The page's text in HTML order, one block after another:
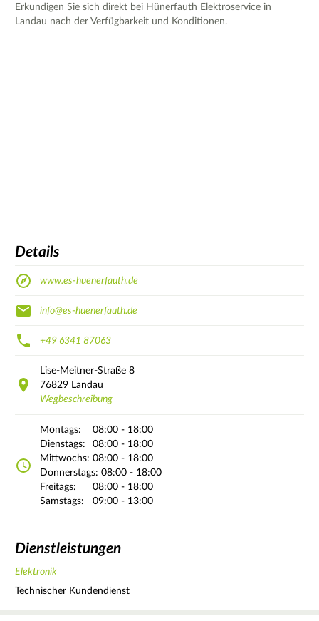
Erkundigen Sie sich direkt bei Hünerfauth Elektroservice in
Landau nach der Verfügbarkeit und Konditionen.
Details
www.es-huenerfauth.de
info@es-huenerfauth.de
+49 6341 87063
Lise-Meitner-Straße 8
76829 Landau
Wegbeschreibung
Montags:
08:00 - 18:00
Dienstags:
08:00 - 18:00
Mittwochs: 08:00 - 18:00
Donnerstags: 08:00 - 18:00
Freitags:
08:00 - 18:00
Samstags:
09:00 - 13:00
Dienstleistungen
Elektronik
Technischer Kundendienst